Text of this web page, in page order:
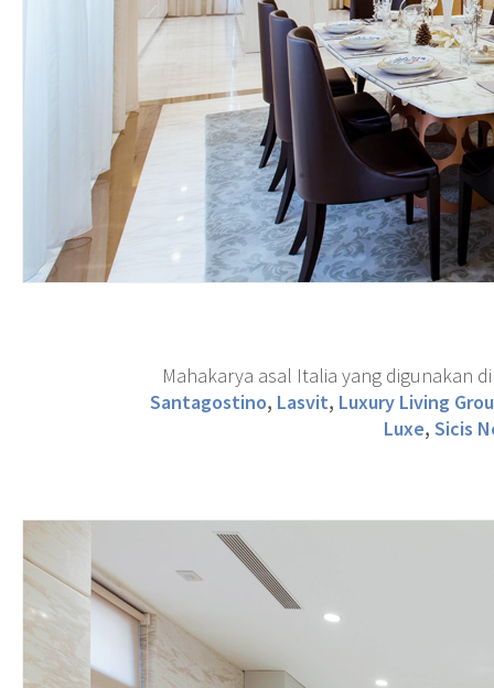
Mahakarya asal Italia yang digunakan
Santagostino, Lasvit, Luxury Living
Luxe, Sicis